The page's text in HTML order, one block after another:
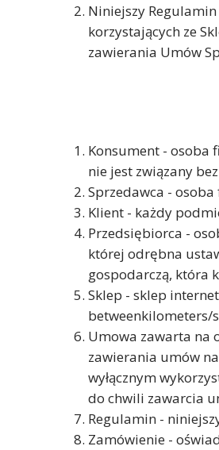
Niniejszy
korzystających ze
zawierania Umów
Konsument - osoba
nie jest związany
Sprzedawca -
Klient - każdy
Przedsiębiorca -
której odrębna
gospodarczą, która
Sklep - sklep
betweenkilometers/
Umowa zawarta na
zawierania umów
wyłącznym
do chwili zawarcia
Regulamin -
Zamówienie -